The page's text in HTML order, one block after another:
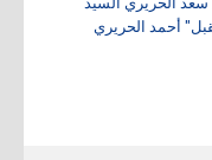
أحمد الحريري